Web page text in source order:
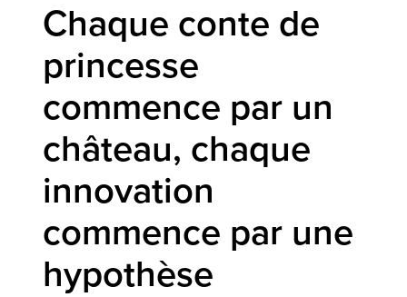
Chaque conte de
princesse
commence par un
château, chaque
innovation
commence par une
hypothèse